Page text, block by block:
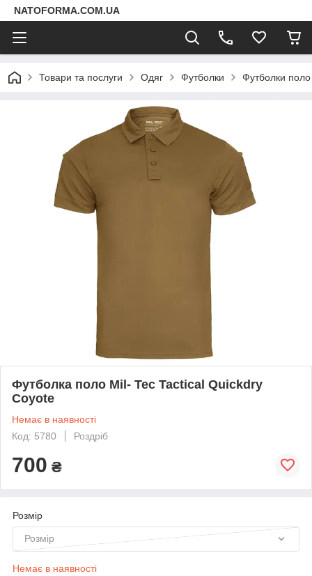
NATOFORMA.COM.UA
Товари та послуги Одяг Футболки Футболки поло
Футболка поло Mil- Tec Tactical Quickdry
Coyote
Немає в наявності
Код: 5780
Роздріб
700 ₴
Розмір
Розмір
Немає в наявності